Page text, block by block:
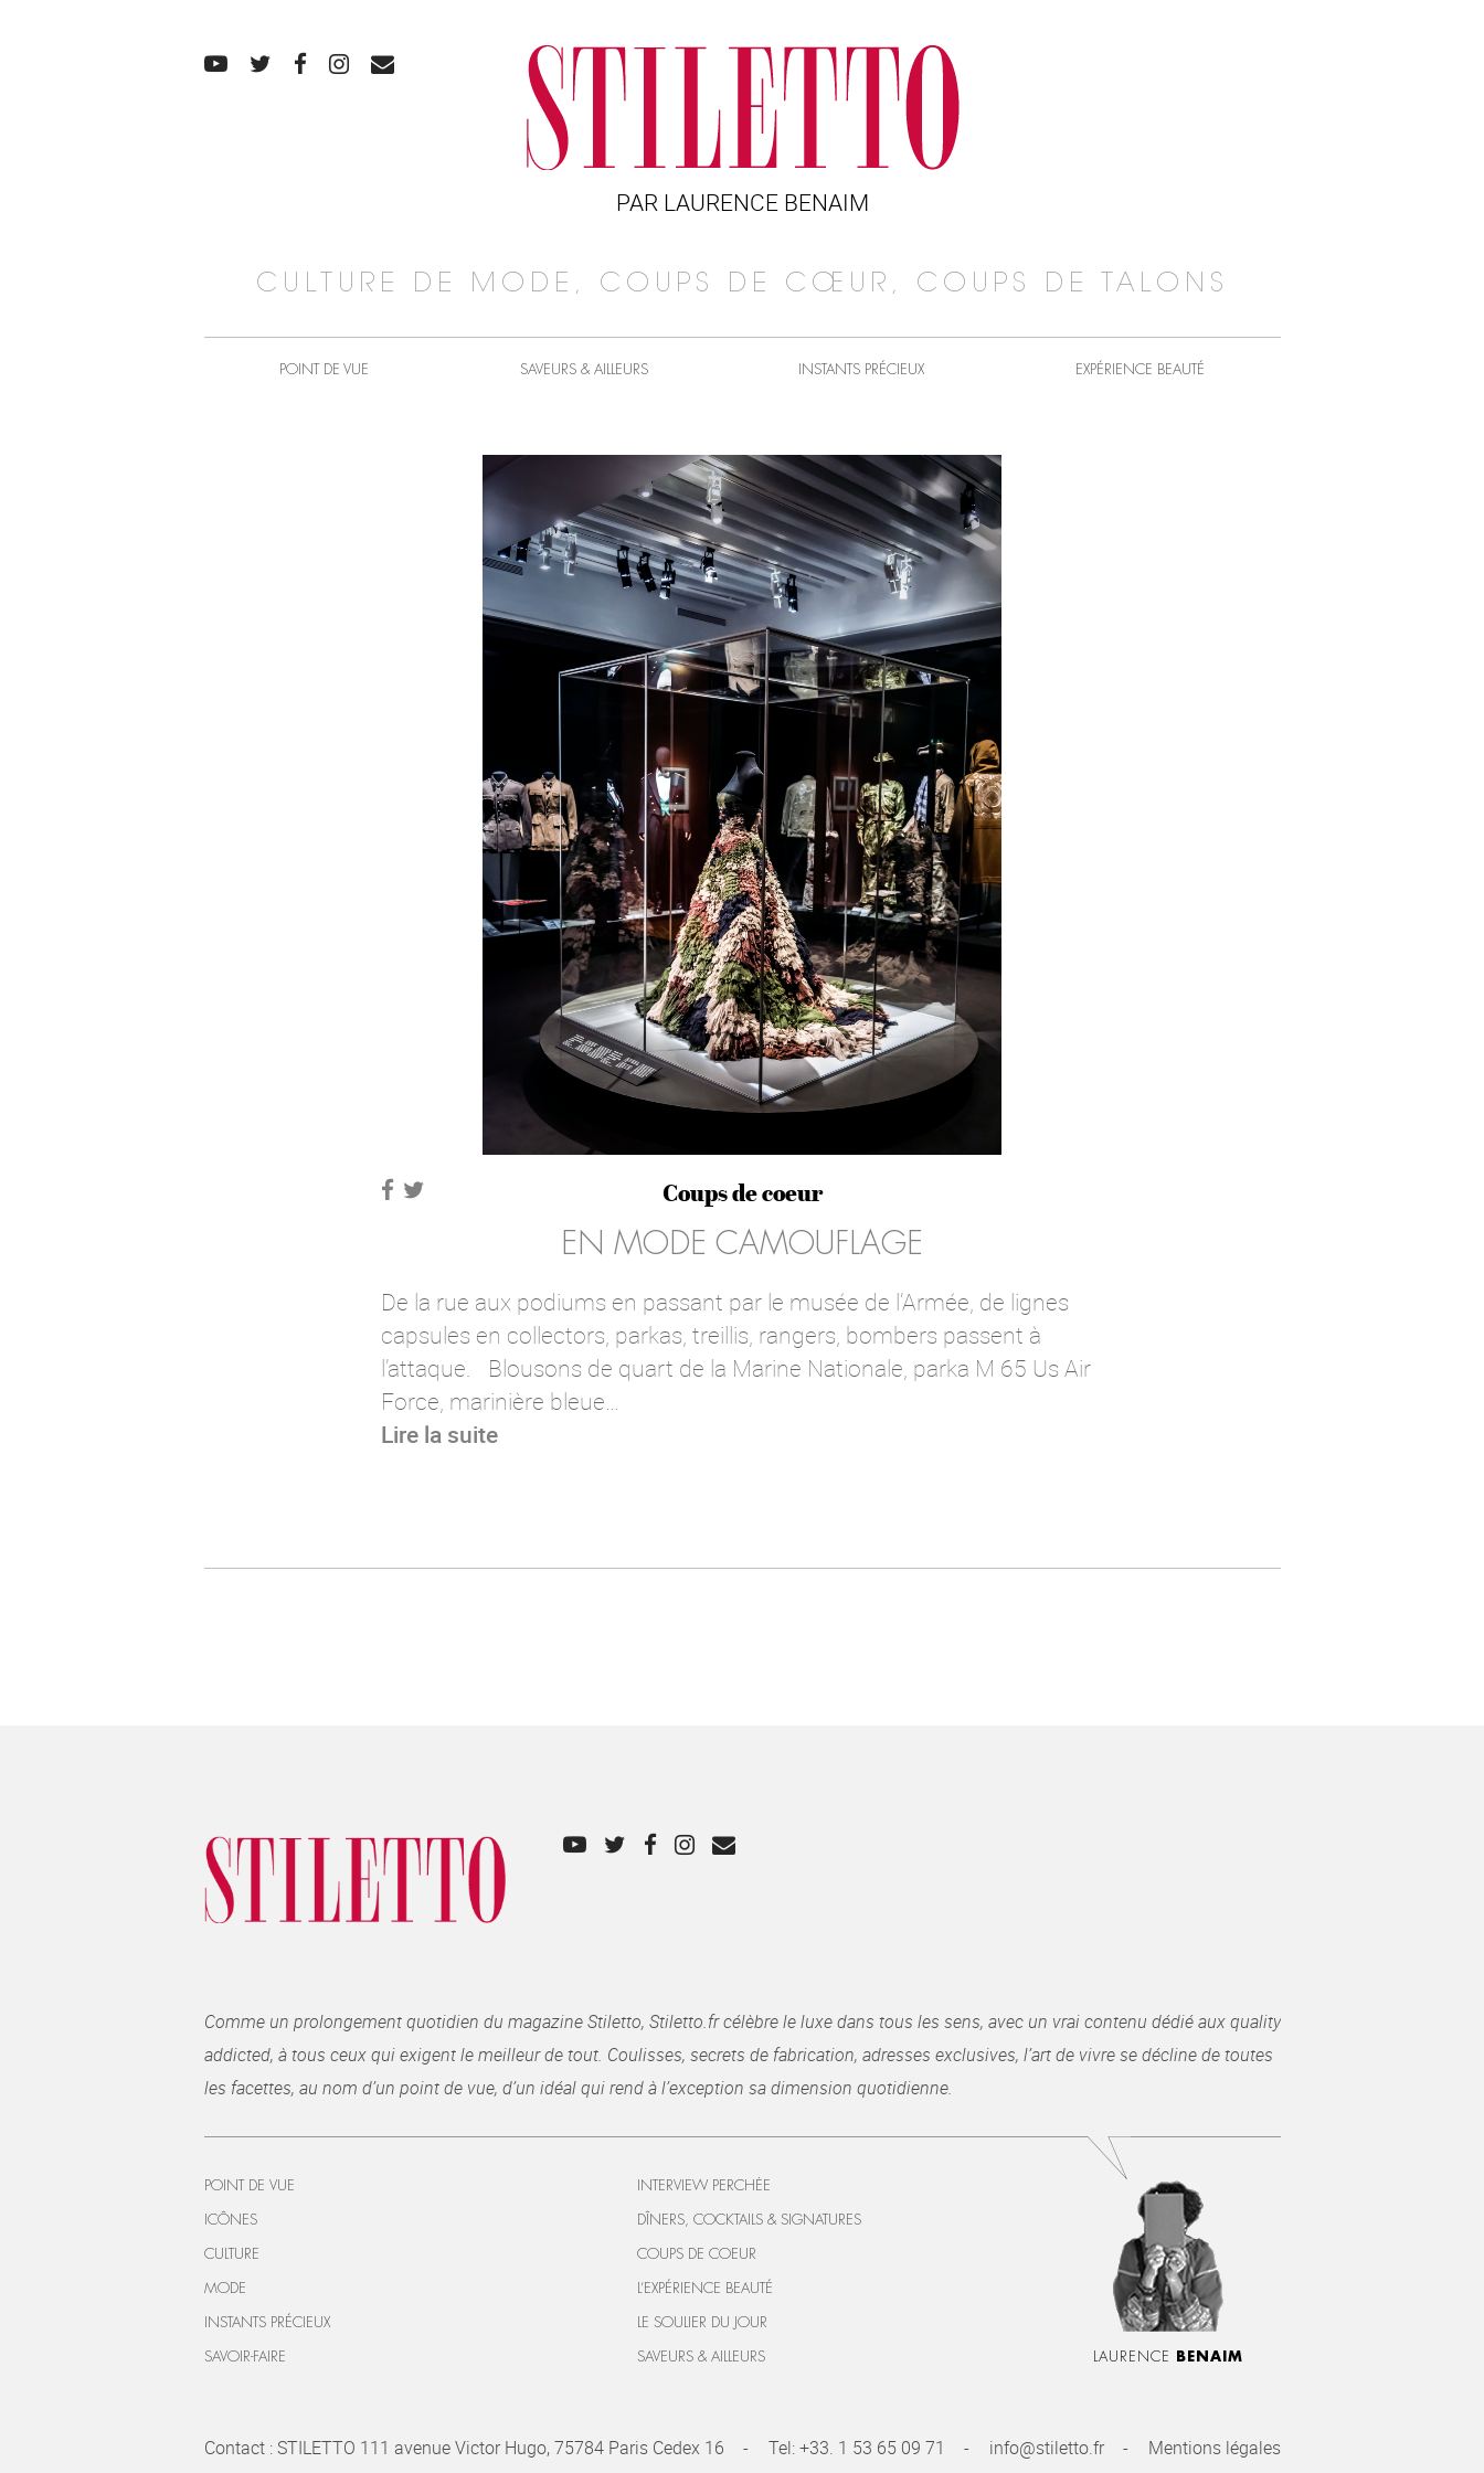
PAR LAURENCE BENAIM
CULTURE DE MODE, COUPS DE CŒUR, COUPS DE TALONS
POINT DE VUE SAVEURS & AILLEURS INSTANTS PRÉCIEUX EXPÉRIENCE BEAUTÉ
Coups de coeur
EN MODE CAMOUFLAGE
De la rue aux podiums en passant par le musée de l’Armée, de lignes
capsules en collectors, parkas, treillis, rangers, bombers passent à
l’attaque. Blousons de quart de la Marine Nationale, parka M 65 Us Air
Force, marinière bleue…
Lire la suite
Comme un prolongement quotidien du magazine Stiletto, Stiletto.fr célèbre le luxe dans tous les sens, avec un vrai contenu dédié aux quality
addicted, à tous ceux qui exigent le meilleur de tout. Coulisses, secrets de fabrication, adresses exclusives, l’art de vivre se décline de toutes
les facettes, au nom d’un point de vue, d’un idéal qui rend à l’exception sa dimension quotidienne.
LAURENCE BENAIM
POINT DE VUE
ICÔNES
CULTURE
MODE
INSTANTS PRÉCIEUX
SAVOIR-FAIRE
INTERVIEW PERCHÉE
DÎNERS, COCKTAILS & SIGNATURES
COUPS DE COEUR
L’EXPÉRIENCE BEAUTÉ
LE SOULIER DU JOUR
SAVEURS & AILLEURS
Contact : STILETTO 111 avenue Victor Hugo, 75784 Paris Cedex 16 Tel:+33. 1 53 65 09 71 info@stiletto.fr Mentions légales